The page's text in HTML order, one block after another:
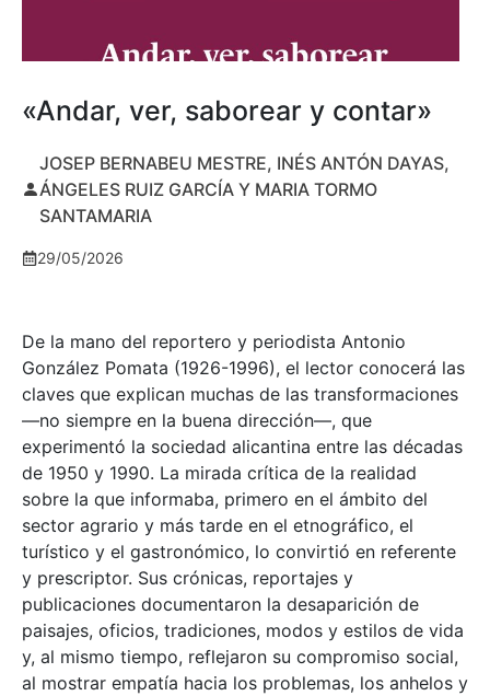
«Andar, ver, saborear y contar»
JOSEP BERNABEU MESTRE, INÉS ANTÓN DAYAS,
ÁNGELES RUIZ GARCÍA Y MARIA TORMO
SANTAMARIA
29/05/2026
De la mano del reportero y periodista Antonio
González Pomata (1926-1996), el lector conocerá las
claves que explican muchas de las transformaciones
—no siempre en la buena dirección—, que
experimentó la sociedad alicantina entre las décadas
de 1950 y 1990. La mirada crítica de la realidad
sobre la que informaba, primero en el ámbito del
sector agrario y más tarde en el etnográfico, el
turístico y el gastronómico, lo convirtió en referente
y prescriptor. Sus crónicas, reportajes y
publicaciones documentaron la desaparición de
paisajes, oficios, tradiciones, modos y estilos de vida
y, al mismo tiempo, reflejaron su compromiso social,
al mostrar empatía hacia los problemas, los anhelos y